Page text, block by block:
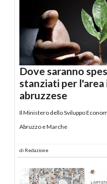
Dove saranno
stanziati per
abruzzese
Il Ministero dello Sviluppo
Abruzzo e Marche
di Redazione